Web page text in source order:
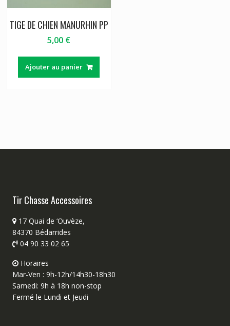
TIGE DE CHIEN MANURHIN PP
5,00 €
Ajouter au panier
Tir Chasse Accessoires
17 Quai de ‘Ouvèze,
84370 Bédarrides
04 90 33 02 65
Horaires
Mar-Ven : 9h-12h/14h30-18h30
Samedi: 9h à 18h non-stop
Fermé le Lundi et Jeudi